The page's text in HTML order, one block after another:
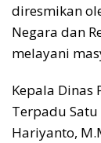
diresmikan
Negara dan
melayani
Kepala Dinas
Terpadu Satu
Hariyanto,